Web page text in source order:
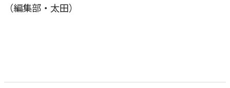
（編集部・太田）